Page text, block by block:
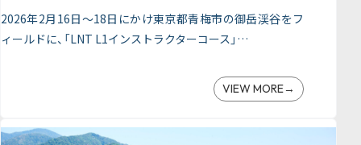
2026年2月16日～18日にかけ東京都青梅市の御岳渓谷をフ
ィールドに、「LNT L1インストラクターコース」…
VIEW MORE